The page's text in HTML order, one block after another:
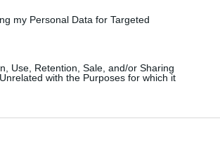
my Personal Data for Targeted
Use, Retention, Sale, and/or Sharing
with the Purposes for which it
találatokban!